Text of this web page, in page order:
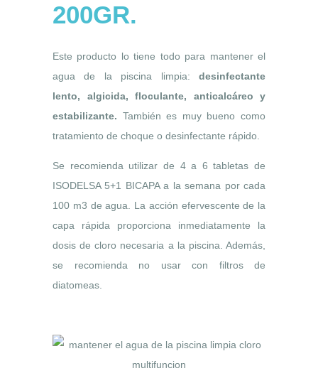
200GR.
Este producto lo tiene todo para mantener el
agua de la piscina limpia: desinfectante
lento, algicida, floculante, anticalcáreo y
estabilizante. También es muy bueno como
tratamiento de choque o desinfectante rápido.
Se recomienda utilizar de 4 a 6 tabletas de
ISODELSA 5+1 BICAPA a la semana por cada
100 m3 de agua. La acción efervescente de la
capa rápida proporciona inmediatamente la
dosis de cloro necesaria a la piscina. Además,
se recomienda no usar con filtros de
diatomeas.